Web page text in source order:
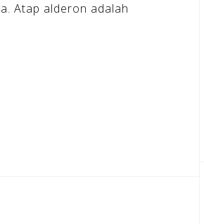
Atap alderon adalah